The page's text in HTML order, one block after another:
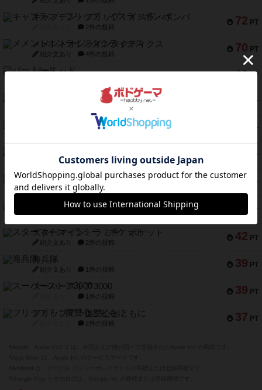
72 PT
キャプテン・フリップ：イスラ・ボンバ
2件の投稿
70 PT
メメントオンラインタクティクス
紹介文あり 4件の投稿
68 PT
パーミッド
PT
PT
セミファイナル ～お前はまだ生きている～
PT
紹介文あり 18件の投稿
50 PT
クランク! ：冒険者たち（拡張）
紹介文あり 4件の投稿
PT
とうほうの！
紹介文なし 1件の投稿
42 PT
スターマイン・ラミー ポケット
紹介文あり 2件の投稿
39 PT
海兵隊
紹介文あり 1件の投稿
39 PT
スーパーストア3000
1件の投稿
37 PT
フリップ７：復讐心とともに
2件の投稿